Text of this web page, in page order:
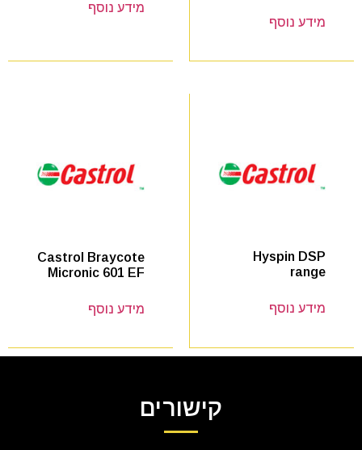
מידע נוסף
מידע נוסף
Hyspin DSP
range
מידע נוסף
Castrol Braycote
Micronic 601 EF
מידע נוסף
קישורים